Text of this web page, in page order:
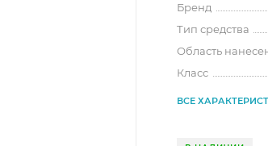
Бренд
Тип средства
Область
Класс
ВСЕ